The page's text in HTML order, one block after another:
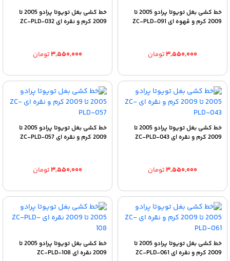
خط کشی بغل تویوتا پرادو 2005 تا
2009 کرم و قهوه ای ZC-PLD-091
۳,۵۵۰,۰۰۰تومان
خط کشی بغل تویوتا پرادو 2005 تا
2009 کرم و نقره ای ZC-PLD-032
۳,۵۵۰,۰۰۰تومان
خط کشی بغل تویوتا پرادو 2005 تا
2009 کرم و نقره ای ZC-PLD-043
۳,۵۵۰,۰۰۰تومان
خط کشی بغل تویوتا پرادو 2005 تا
2009 کرم و نقره ای ZC-PLD-057
۳,۵۵۰,۰۰۰تومان
خط کشی بغل تویوتا پرادو 2005 تا
2009 کرم و نقره ای ZC-PLD-061
خط کشی بغل تویوتا پرادو 2005 تا
2009 نقره ای ZC-PLD-108